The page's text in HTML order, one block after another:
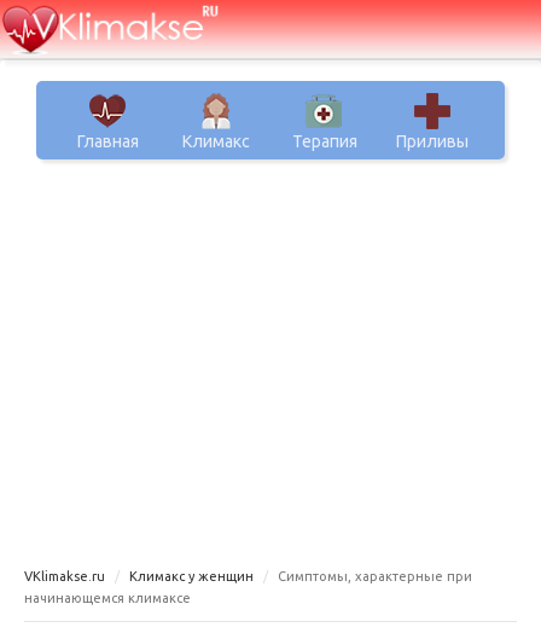
Главная Климакс Терапия Приливы
VKlimakse.ru Климакс у женщин
Симптомы, характерные при
начинающемся климаксе